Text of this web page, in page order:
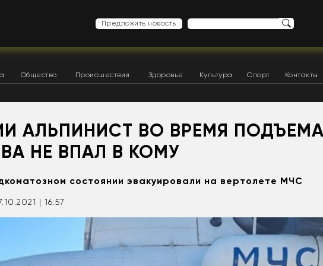
Предложить новость
Общество Происшествия Здоровье Культура Спорт Контакты
АЛЬПИНИСТ ВО ВРЕМЯ
НЕ ВПАЛ В КОМУ
состоянии эвакуировали на вертолете МЧС
| 16:57